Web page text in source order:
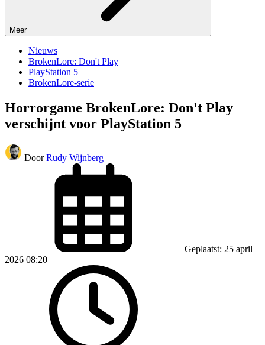
Meer
Nieuws
BrokenLore: Don't Play
PlayStation 5
BrokenLore-serie
Horrorgame BrokenLore: Don't Play
verschijnt voor PlayStation 5
Door Rudy Wijnberg
Geplaatst: 25 april
2026 08:20